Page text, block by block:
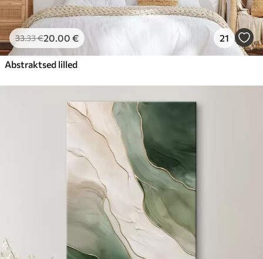
33.33€20.00 € 21
Abstraktsed lilled